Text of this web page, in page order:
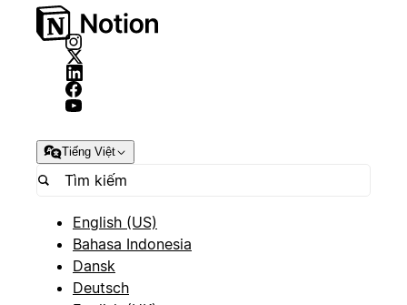
Tiếng Việt
English (US)
Bahasa Indonesia
Dansk
Deutsch